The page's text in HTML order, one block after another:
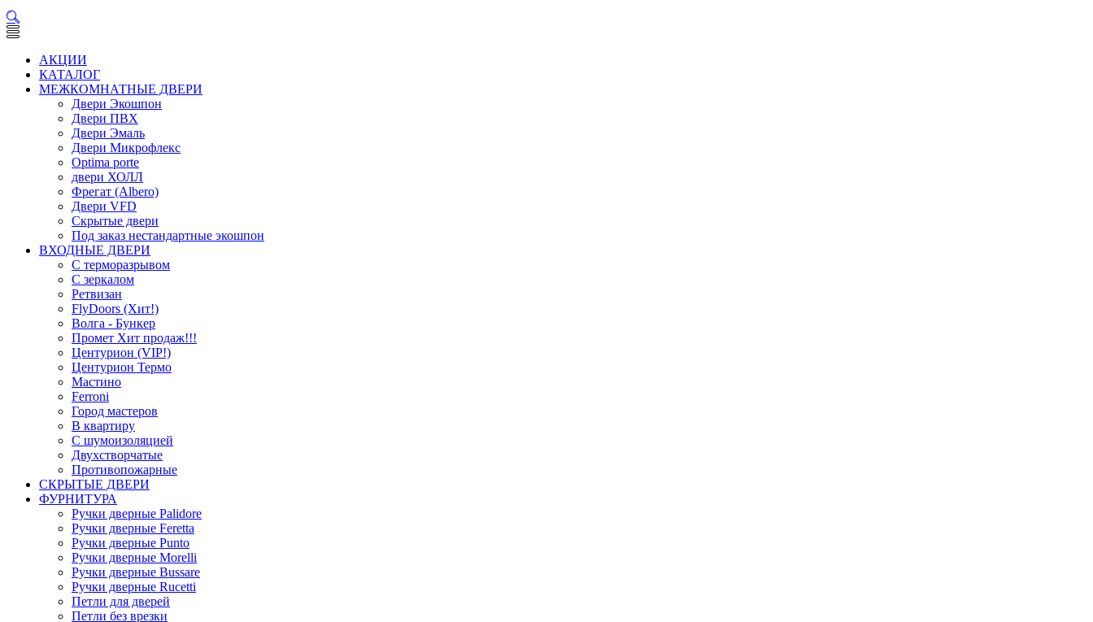
АКЦИИ
КАТАЛОГ
МЕЖКОМНАТНЫЕ ДВЕРИ
Двери Экошпон
Двери ПВХ
Двери Эмаль
Двери Микрофлекс
Optima porte
двери ХОЛЛ
Фрегат (Albero)
Двери VFD
Скрытые двери
Под заказ нестандартные экошпон
ВХОДНЫЕ ДВЕРИ
С терморазрывом
С зеркалом
Ретвизан
FlyDoors (Хит!)
Волга - Бункер
Промет Хит продаж!!!
Центурион (VIP!)
Центурион Термо
Мастино
Ferroni
Город мастеров
В квартиру
С шумоизоляцией
Двухстворчатые
Противопожарные
СКРЫТЫЕ ДВЕРИ
ФУРНИТУРА
Ручки дверные Palidore
Ручки дверные Feretta
Ручки дверные Punto
Ручки дверные Morelli
Ручки дверные Bussare
Ручки дверные Rucetti
Петли для дверей
Петли без врезки